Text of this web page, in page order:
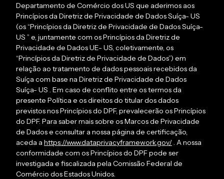
Departamento de Comércio dos US que aderimos aos
Princípios da Diretriz de Privacidade de Dados Suíça- US
(os “Princípios da Diretriz de Privacidade de Dados Suíça-
US ” e, juntamente com os Princípios da Diretriz de
Privacidade de Dados UE- US, coletivamente, os
“Princípios da Diretriz de Privacidade de Dados”) em
relação ao tratamento de dados pessoais recebidos da
Suíça com base na Diretriz de Privacidade de Dados
Suíça- US . Em caso de conflito entre os termos da
presente Política e os direitos do titular dos dados
previstos nos Princípios do DPF, prevalecerão os Princípios
do DPF. Para saber mais sobre os Marcos de Privacidade
de Dados e consultar a nossa página de certificação,
aceda a https://www.dataprivacyframework.gov/. A nossa
conformidade com os Princípios do DPF pode ser
investigada e fiscalizada pela Comissão Federal de
Comércio dos Estados Unidos.